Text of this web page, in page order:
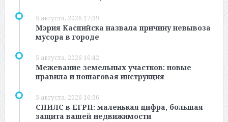
5 августа, 2026 17:39
Мэрия Каспийска назвала причину невывоза
мусора в городе
5 августа, 2026 16:42
Межевание земельных участков: новые
правила и пошаговая инструкция
5 августа, 2026 16:36
СНИЛС в ЕГРН: маленькая цифра, большая
защита вашей недвижимости